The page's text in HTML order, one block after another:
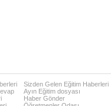
Sizden Gelen Eğitim Haberleri
Ayın Eğitim dosyası
Haber Gönder